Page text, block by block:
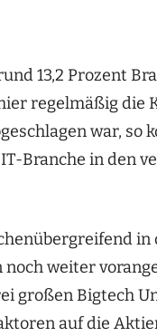
13,2 Prozent
regelmäßig die
war, so
Branche in den
noch weiter
großen Bigtech
auf die